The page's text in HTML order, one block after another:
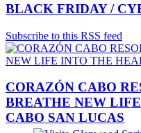
BLACK FRIDAY /
Subscribe to this RSS feed
CORAZÓN CABO
BREATHE NEW
CABO SAN LUCAS